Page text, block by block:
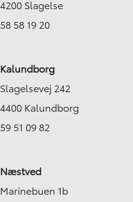
4200 Slagelse
58 58 19 20
Kalundborg
Slagelsevej 242
4400 Kalundborg
59 51 09 82
Næstved
Marinebuen 1b